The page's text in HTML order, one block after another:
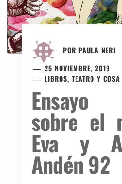
POR PAULA NERI
25 NOVIEMBRE, 2019
LIBROS, TEATRO Y COSA
Ensayo
sobre el
Eva y
Andén 92